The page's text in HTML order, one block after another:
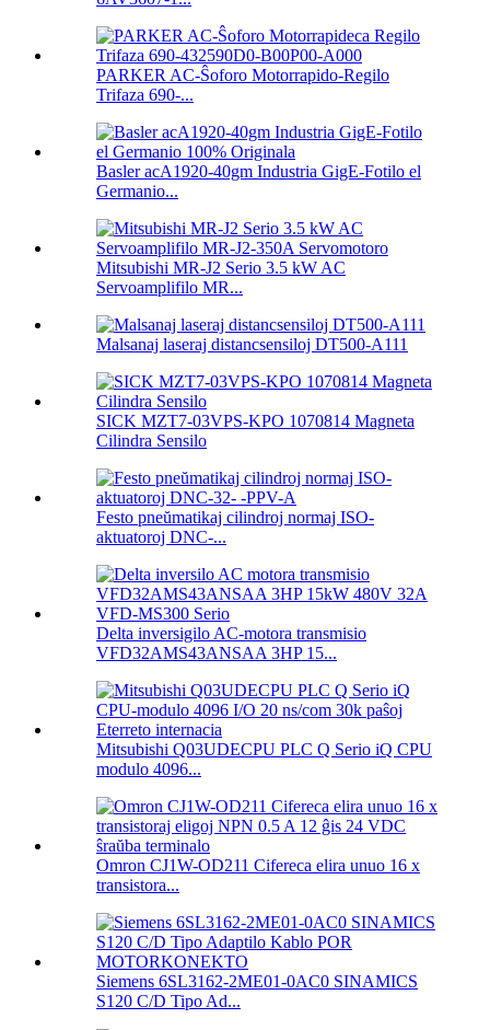
PARKER AC-Ŝoforo Motorrapido-Regilo
Trifaza 690-...
Basler acA1920-40gm Industria GigE-Fotilo el
Germanio...
Mitsubishi MR-J2 Serio 3.5 kW AC
Servoamplifilo MR...
Malsanaj laseraj distancsensiloj DT500-A111
SICK MZT7-03VPS-KPO 1070814 Magneta
Cilindra Sensilo
Festo pneŭmatikaj cilindroj normaj ISO-
aktuatoroj DNC-...
Delta inversigilo AC-motora transmisio
VFD32AMS43ANSAA 3HP 15...
Mitsubishi Q03UDECPU PLC Q Serio iQ CPU
modulo 4096...
Omron CJ1W-OD211 Cifereca elira unuo 16 x
transistora...
Siemens 6SL3162-2ME01-0AC0 SINAMICS
S120 C/D Tipo Ad...